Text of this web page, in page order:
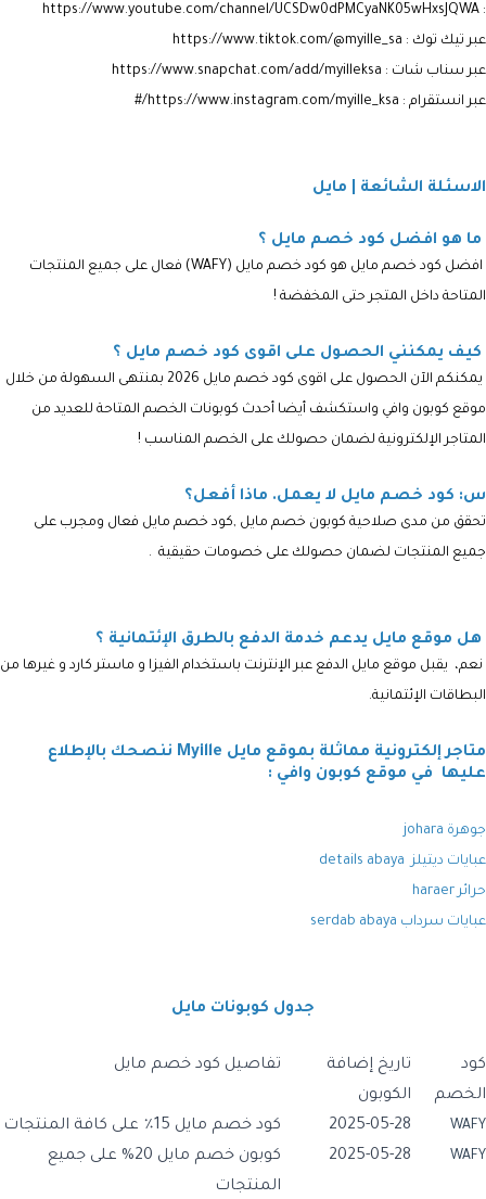
: https://www.youtube.com/channel/UCSDw0dPMCyaNK05wHxsJQWA
عبر تيك توك : https://www.tiktok.com/@myille_sa
عبر سناب شات : https://www.snapchat.com/add/myilleksa
عبر انستقرام : https://www.instagram.com/myille_ksa/#
الاسئلة الشائعة | مايل
ما هو افضل كود خصم مايل ؟
افضل كود خصم مايل هو كود خصم مايل (WAFY) فعال على جميع المنتجات
المتاحة داخل المتجر حتى المخفضة !
كيف يمكنني الحصول على اقوى كود خصم مايل ؟
يمكنكم الآن الحصول على اقوى كود خصم مايل 2026 بمنتهى السهولة من خلال
موقع كوبون وافي واستكشف أيضا أحدث كوبونات الخصم المتاحة للعديد من
المتاجر الإلكترونية لضمان حصولك على الخصم المناسب !
س: كود خصم مايل لا يعمل. ماذا أفعل؟
تحقق من مدى صلاحية كوبون خصم مايل ,كود خصم مايل فعال ومجرب على
جميع المنتجات لضمان حصولك على خصومات حقيقية .
هل موقع مايل يدعم خدمة الدفع بالطرق الإئتمانية ؟
نعم، يقبل موقع مايل الدفع عبر الإنترنت باستخدام الفيزا و ماستر كارد و غيرها من
البطاقات الإئتمانية.
متاجر إلكترونية مماثلة بموقع مايل Myille ننصحك بالإطلاع
عليها في موقع كوبون وافي :
جوهرة johara
عبايات ديتيلز details abaya
حرائر haraer
عبايات سرداب serdab abaya
جدول كوبونات مايل
كود
الخصم
تاريخ إضافة
الكوبون
تفاصيل كود خصم مايل
WAFY
2025-05-28 كود خصم مايل 15٪ على كافة المنتجات
WAFY
2025-05-28
كوبون خصم مايل 20% على جميع
المنتجات